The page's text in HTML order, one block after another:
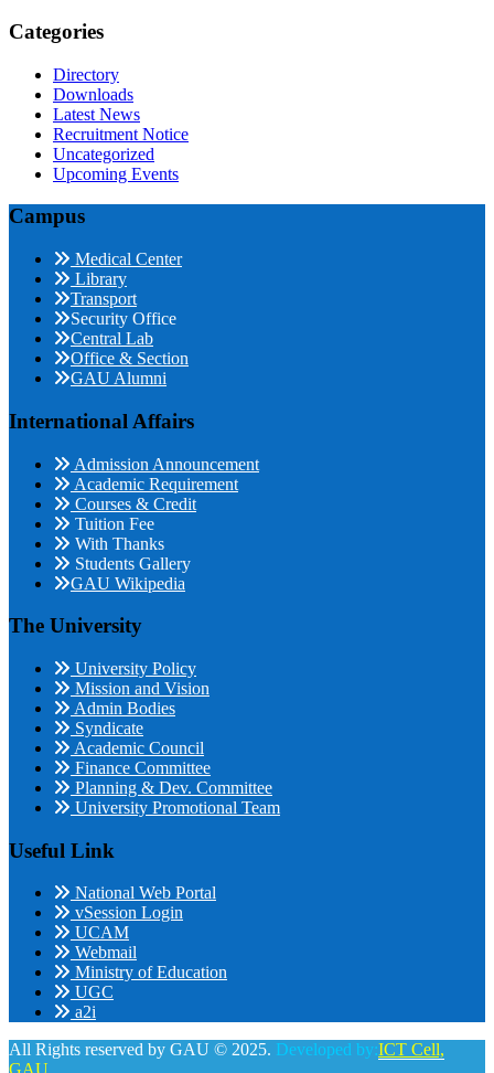
Categories
Directory
Downloads
Latest News
Recruitment Notice
Uncategorized
Upcoming Events
Campus
Medical Center
Library
Transport
Security Office
Central Lab
Office & Section
GAU Alumni
International Affairs
Admission Announcement
Academic Requirement
Courses & Credit
Tuition Fee
With Thanks
Students Gallery
GAU Wikipedia
The University
University Policy
Mission and Vision
Admin Bodies
Syndicate
Academic Council
Finance Committee
Planning & Dev. Committee
University Promotional Team
Useful Link
National Web Portal
vSession Login
UCAM
Webmail
Ministry of Education
UGC
a2i
All Rights reserved by GAU © 2025. Developed by:ICT Cell,